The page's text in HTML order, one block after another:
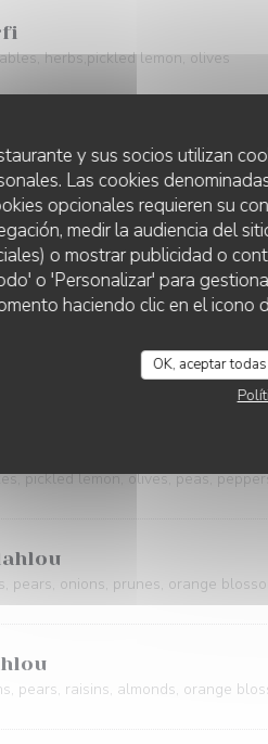
y sus socios utilizan
Las cookies
opcionales requieren su
medir la audiencia del
o mostrar publicidad o
o 'Personalizar' para
haciendo clic en el icono
OK, aceptar todas
herbs,pickled lemon, olives
herbs, pickled lemon, olives
sauce, pickled lemon, olives,
lemon, olives, vegetables
d’ouralmi
pickled lemon, olives, peas,
pears, onions, prunes, orange
pears, raisins, almonds, orange